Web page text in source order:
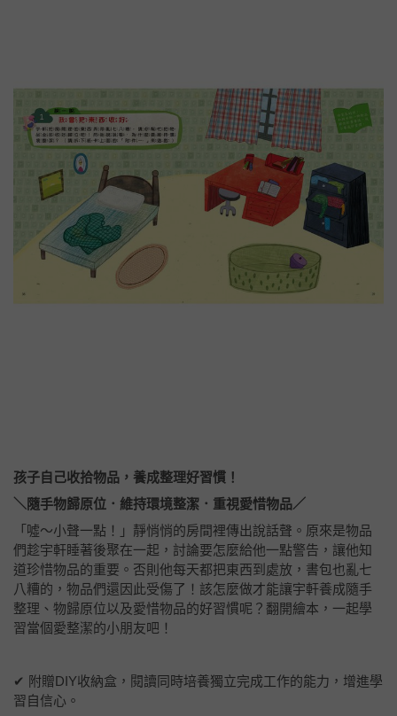
孩子自己收拾物品，養成整理好習慣！
＼隨手物歸原位．維持環境整潔．重視愛惜物品／
「噓～小聲一點！」靜悄悄的房間裡傳出說話聲。原來是物品
們趁宇軒睡著後聚在一起，討論要怎麼給他一點警告，讓他知
道珍惜物品的重要。否則他每天都把東西到處放，書包也亂七
八糟的，物品們還因此受傷了！該怎麼做才能讓宇軒養成隨手
整理、物歸原位以及愛惜物品的好習慣呢？翻開繪本，一起學
習當個愛整潔的小朋友吧！
✔ 附贈DIY收納盒，閱讀同時培養獨立完成工作的能力，增進學
習自信心。